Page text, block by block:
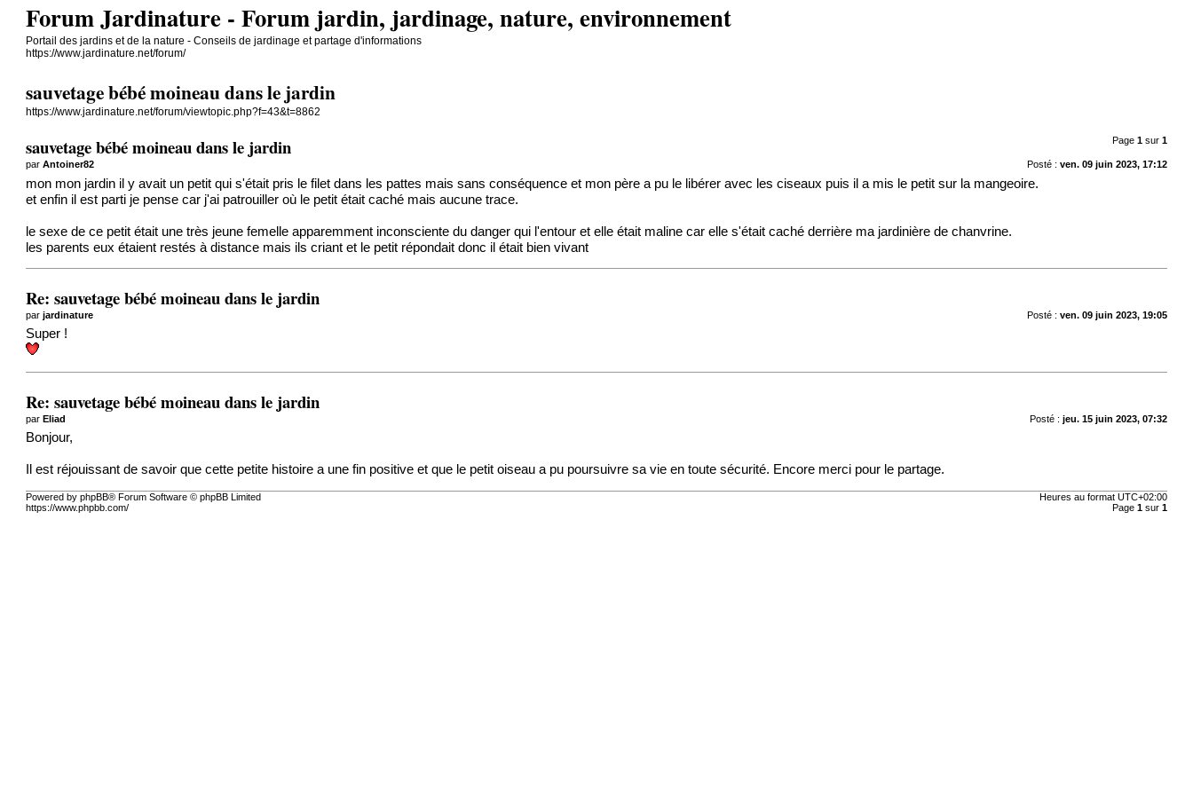
Forum Jardinature - Forum jardin, jardinage, nature, environnement
Portail des jardins et de la nature - Conseils de jardinage et partage d'informations
https://www.jardinature.net/forum/
sauvetage bébé moineau dans le jardin
https://www.jardinature.net/forum/viewtopic.php?f=43&t=8862
Page 1sur 1
sauvetage bébé moineau dans le jardin
Posté : ven. 09 juin 2023, 17:12
parAntoiner82
mon mon jardin il y avait un petit qui s'était pris le filet dans les pattes mais sans conséquence et mon père a pu le libérer avec les ciseaux puis il a mis le petit sur la mangeoire.
et enfin il est parti je pense car j'ai patrouiller où le petit était caché mais aucune trace.
le sexe de ce petit était une très jeune femelle apparemment inconsciente du danger qui l'entour et elle était maline car elle s'était caché derrière ma jardinière de chanvrine.
les parents eux étaient restés à distance mais ils criant et le petit répondait donc il était bien vivant
Re: sauvetage bébé moineau dans le jardin
Posté : ven. 09 juin 2023, 19:05
parjardinature
Super !
Re: sauvetage bébé moineau dans le jardin
Posté : jeu. 15 juin 2023, 07:32
parEliad
Bonjour,
Il est réjouissant de savoir que cette petite histoire a une fin positive et que le petit oiseau a pu poursuivre sa vie en toute sécurité. Encore merci pour le partage.
Heures au format UTC+02:00
Page 1sur 1
Powered by phpBB® Forum Software © phpBB Limited
https://www.phpbb.com/